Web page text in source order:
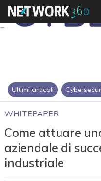
Ultimi articoli
WHITEPAPER
Come attuare
aziendale di
industriale